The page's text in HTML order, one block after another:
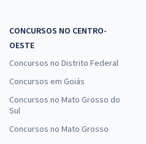
CONCURSOS NO CENTRO-
OESTE
Concursos no Distrito Federal
Concursos em Goiás
Concursos no Mato Grosso do
Sul
Concursos no Mato Grosso